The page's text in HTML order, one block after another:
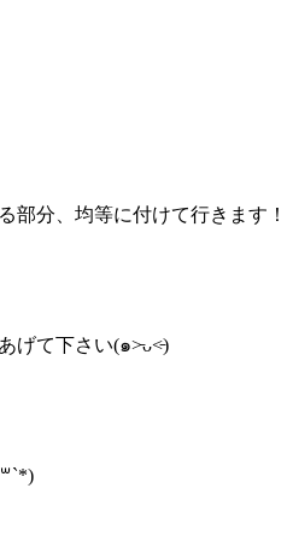
部分、均等に付けて行きます！
げて下さい(๑˃̵ᴗ˂̵)